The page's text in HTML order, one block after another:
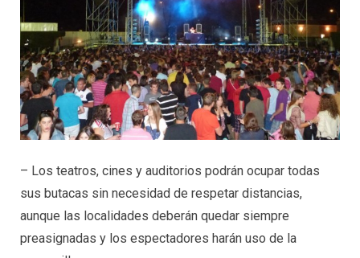
– Los teatros, cines y auditorios podrán ocupar todas
sus butacas sin necesidad de respetar distancias,
aunque las localidades deberán quedar siempre
preasignadas y los espectadores harán uso de la